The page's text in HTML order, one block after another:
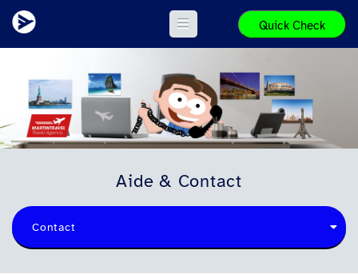
Quick Check
Aide & Contact
Contact